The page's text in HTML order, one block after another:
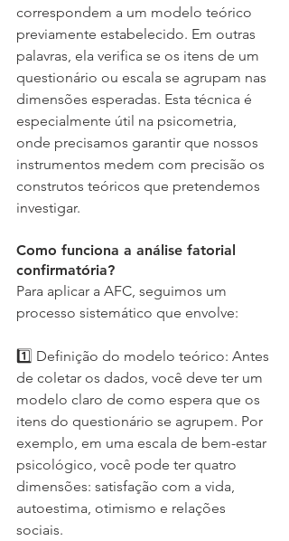
correspondem a um modelo teórico
previamente estabelecido. Em outras
palavras, ela verifica se os itens de um
questionário ou escala se agrupam nas
dimensões esperadas. Esta técnica é
especialmente útil na psicometria,
onde precisamos garantir que nossos
instrumentos medem com precisão os
construtos teóricos que pretendemos
investigar.
Como funciona a análise fatorial
confirmatória?
Para aplicar a AFC, seguimos um
processo sistemático que envolve:
1️⃣ Definição do modelo teórico: Antes
de coletar os dados, você deve ter um
modelo claro de como espera que os
itens do questionário se agrupem. Por
exemplo, em uma escala de bem-estar
psicológico, você pode ter quatro
dimensões: satisfação com a vida,
autoestima, otimismo e relações
sociais.